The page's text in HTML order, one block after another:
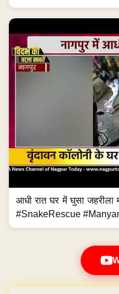
आधी रात घर में घुसा
#SnakeRescue